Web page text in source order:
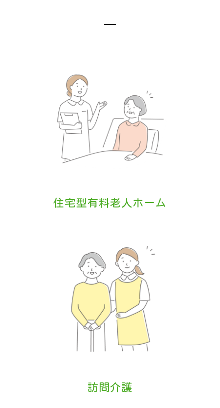
住宅型有料老人ホーム
訪問介護